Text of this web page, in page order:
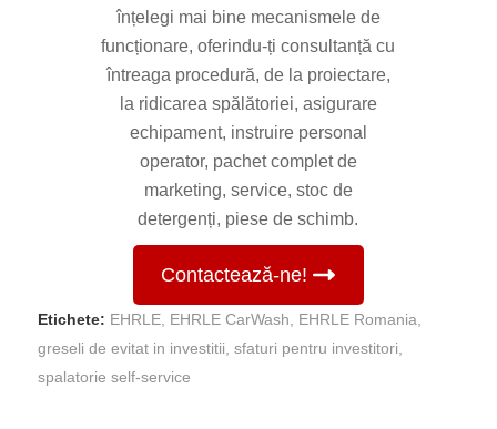
înțelegi mai bine mecanismele de
funcționare, oferindu-ți consultanță cu
întreaga procedură, de la proiectare,
la ridicarea spălătoriei, asigurare
echipament, instruire personal
operator, pachet complet de
marketing, service, stoc de
detergenți, piese de schimb.
Contactează-ne!
Etichete: EHRLE, EHRLE CarWash EHRLE Romania
greseli de evitat in investitii sfaturi pentru investitori
spalatorie self-service